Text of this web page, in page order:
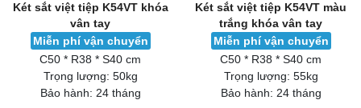
Két sắt việt tiệp K54VT khóa
vân tay
Miễn phí vận chuyển
C50 * R38 * S40 cm
Trọng lượng: 50kg
Bảo hành: 24 tháng
Két sắt việt tiệp K54VT màu
trắng khóa vân tay
Miễn phí vận chuyển
C50 * R38 * S40 cm
Trọng lượng: 55kg
Bảo hành: 24 tháng